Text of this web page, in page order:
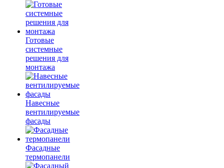
Готовые
системные
решения для
монтажа
Навесные
вентилируемые
фасады
Фасадные
термопанели